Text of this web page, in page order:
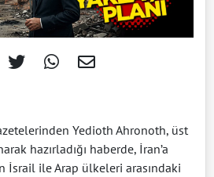
Yedioth Ahronoth, üst
hazırladığı haberde, İran’a
İsrail ile Arap ülkeleri arasındaki